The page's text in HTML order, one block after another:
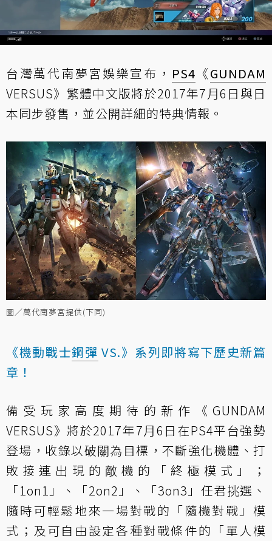
台灣萬代南夢宮娛樂宣布， PS4 《GUNDAM
VERSUS》繁體中文版將於2017年7月6日與日
本同步發售，並公開詳細的特典情報。
圖／萬代南夢宮提供(下同)
《機動戰士鋼彈 VS.》系列即將寫下歷史新篇
章！
備受玩家高度期待的新作《GUNDAM
VERSUS》將於2017年7月6日在PS4平台強勢
登場，收錄以破關為目標，不斷強化機體、打
敗接連出現的敵機的「終極模式」；
「1on1」、「2on2」、「3on3」任君挑選、
隨時可輕鬆地來一場對戰的「隨機對戰」模
式；及可自由設定各種對戰條件的「單人模